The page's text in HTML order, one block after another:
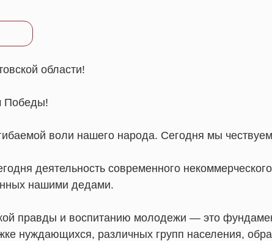
области!
Победы!
воли нашего народа. Сегодня мы чествуем
деятельность современного
нашими дедами.
правды и воспитанию молодежи — это
нуждающихся, различных групп населения,